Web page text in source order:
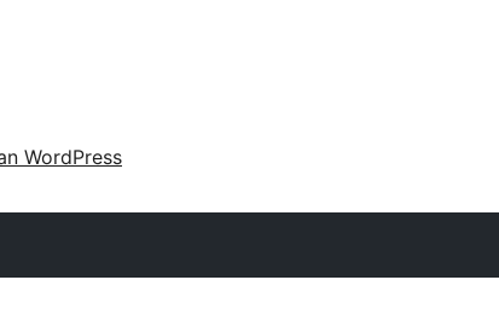
WordPress